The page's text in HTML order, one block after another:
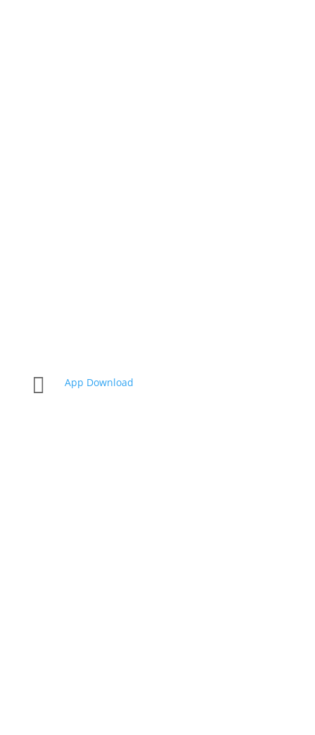
 App Download